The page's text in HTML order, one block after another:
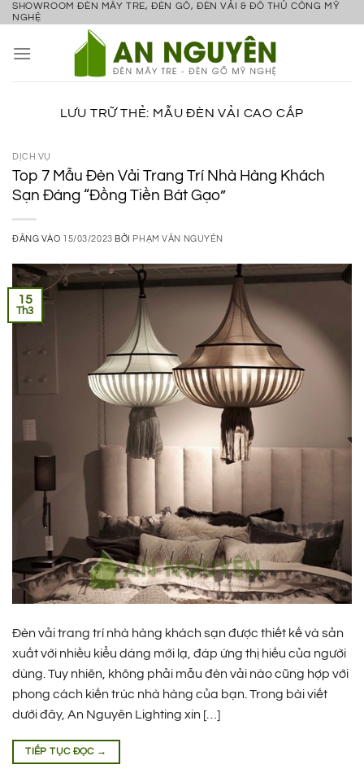
Bỏ
nội
SHOWROOM ĐÈN MÂY TRE, ĐÈN GỖ, ĐÈN VẢI & ĐỒ THỦ CÔNG MỸ
NGHỆ
LƯU TRỮ THẺ: MẪU ĐÈN VẢI CAO CẤP
DỊCH VỤ
Top 7 Mẫu Đèn Vải Trang Trí Nhà Hàng Khách
Sạn Đáng “Đồng Tiền Bát Gạo”
ĐĂNG VÀO 15/03/2023 BỞI PHẠM VĂN NGUYÊN
15
Th3
Đèn vải trang trí nhà hàng khách sạn được thiết kế và sản
xuất với nhiều kiểu dáng mới lạ, đáp ứng thị hiếu của người
dùng. Tuy nhiên, không phải mẫu đèn vải nào cũng hợp với
phong cách kiến trúc nhà hàng của bạn. Trong bài viết
dưới đây, An Nguyên Lighting xin […]
TIẾP TỤC ĐỌC →